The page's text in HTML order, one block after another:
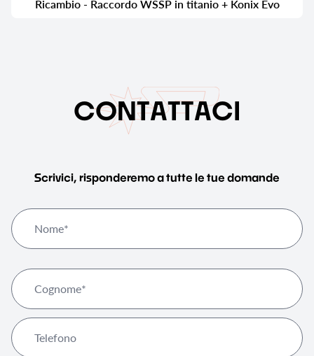
Ricambio - Raccordo WSSP in titanio + Konix Evo
CONTATTACI
Scrivici, risponderemo a tutte le tue domande